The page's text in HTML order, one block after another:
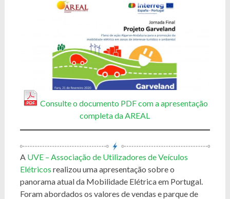
Consulte o documento PDF com a apresentação
completa da AREAL
A UVE – Associação de Utilizadores de Veículos
Elétricos realizou uma apresentação sobre o
panorama atual da Mobilidade Elétrica em Portugal.
Foram abordados os valores de vendas e parque de